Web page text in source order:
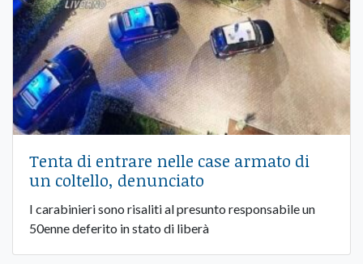
Tenta di entrare nelle case armato di
un coltello, denunciato
I carabinieri sono risaliti al presunto responsabile un
50enne deferito in stato di liberà